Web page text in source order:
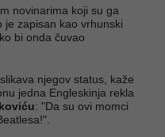
novinarima koji su ga
je zapisan kao vrhunski
bi onda čuvao
njegov status, kaže
jedna Engleskinja rekla
: "Da su ovi momci